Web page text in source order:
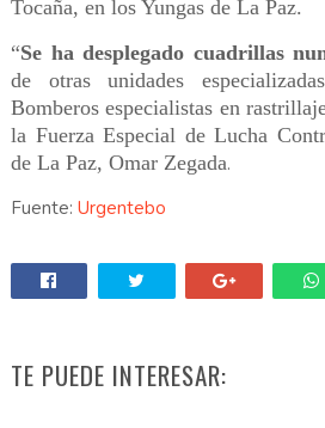
Tocaña, en los Yungas de La Paz.
“Se ha desplegado cuadrillas
de otras unidades
Bomberos especialistas en
la Fuerza Especial de Lucha
de La Paz, Omar Zegada.
Fuente: Urgentebo
TE PUEDE INTERESAR: